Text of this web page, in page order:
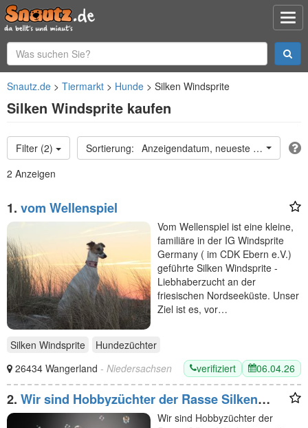
Snautz.de Tiermarkt Hunde Silken Windsprite
Silken Windsprite kaufen
Filter (2)
Anzeigendatum, neueste oben
2 Anzeigen
1. vom Wellenspiel
Vom Wellenspiel ist eine kleine,
familiäre in der IG Windsprite
Germany ( im CDK Ebern e.V.)
geführte Silken Windsprite -
Liebhaberzucht an der
friesischen Nordseeküste. Unser
Ziel ist es, vor…
Silken Windsprite
Hundezüchter
26434 Wangerland - Niedersachsen verifiziert 06.04.26
2. Wir sind Hobbyzüchter der Rasse Silken
Windsprite und
Wir sind Hobbyzüchter der